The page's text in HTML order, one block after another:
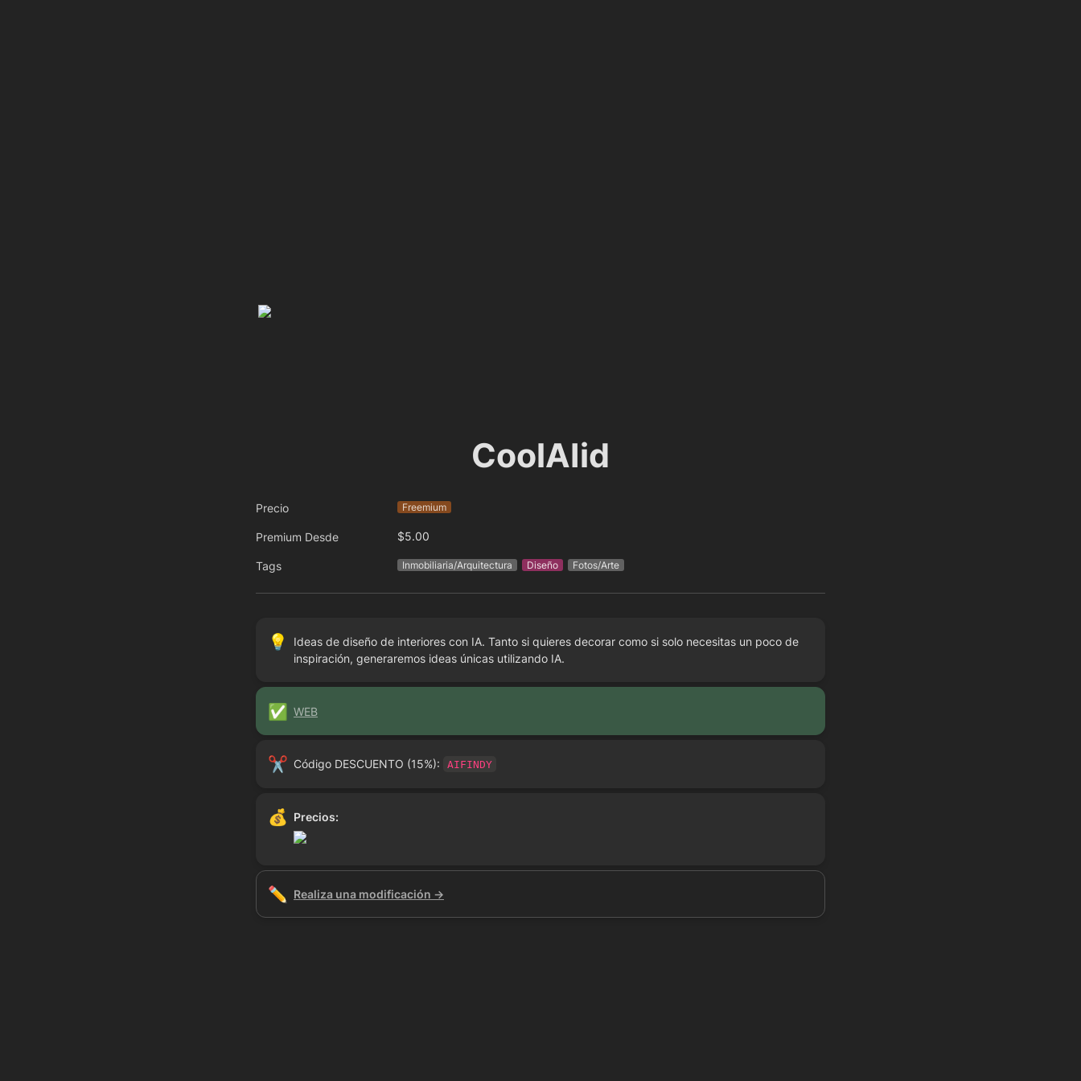
CoolAIid
Precio Freemium
Premium Desde $5.00
Tags Inmobiliaria/Arquitectura Diseño Fotos/Arte
💡
Ideas de diseño de interiores con IA. Tanto si quieres decorar como si solo necesitas un poco de
inspiración, generaremos ideas únicas utilizando IA.
✅ WEB
✂️ Código DESCUENTO (15%): AIFINDY
💰 Precios:
✏️ Realiza una modificación →